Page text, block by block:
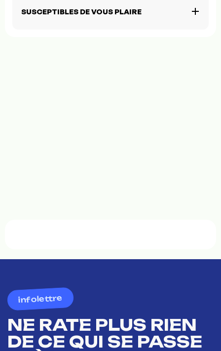
SUSCEPTIBLES DE VOUS PLAIRE
infolettre
NE RATE PLUS RIEN
DE CE QUI SE PASSE